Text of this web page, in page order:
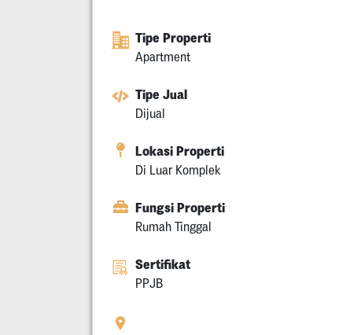
Tipe Properti
Apartment
Tipe Jual
Dijual
Lokasi Properti
Di Luar Komplek
Fungsi Properti
Rumah Tinggal
Sertifikat
PPJB